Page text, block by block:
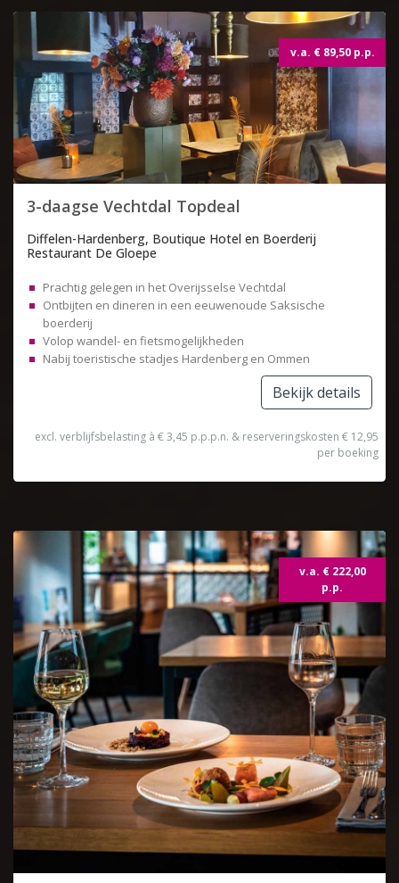
v.a. € 89,50 p.p.
Topdeal
3-daagse Vechtdal Topdeal
Diffelen-Hardenberg, Boutique Hotel en Boerderij
Restaurant De Gloepe
Prachtig gelegen in het Overijsselse Vechtdal
Ontbijten en dineren in een eeuwenoude Saksische
boerderij
Volop wandel- en fietsmogelijkheden
Nabij toeristische stadjes Hardenberg en Ommen
Bekijk details
excl. verblijfsbelasting à € 3,45 p.p.p.n. & reserveringskosten € 12,95
per boeking
v.a. € 222,00
p.p.